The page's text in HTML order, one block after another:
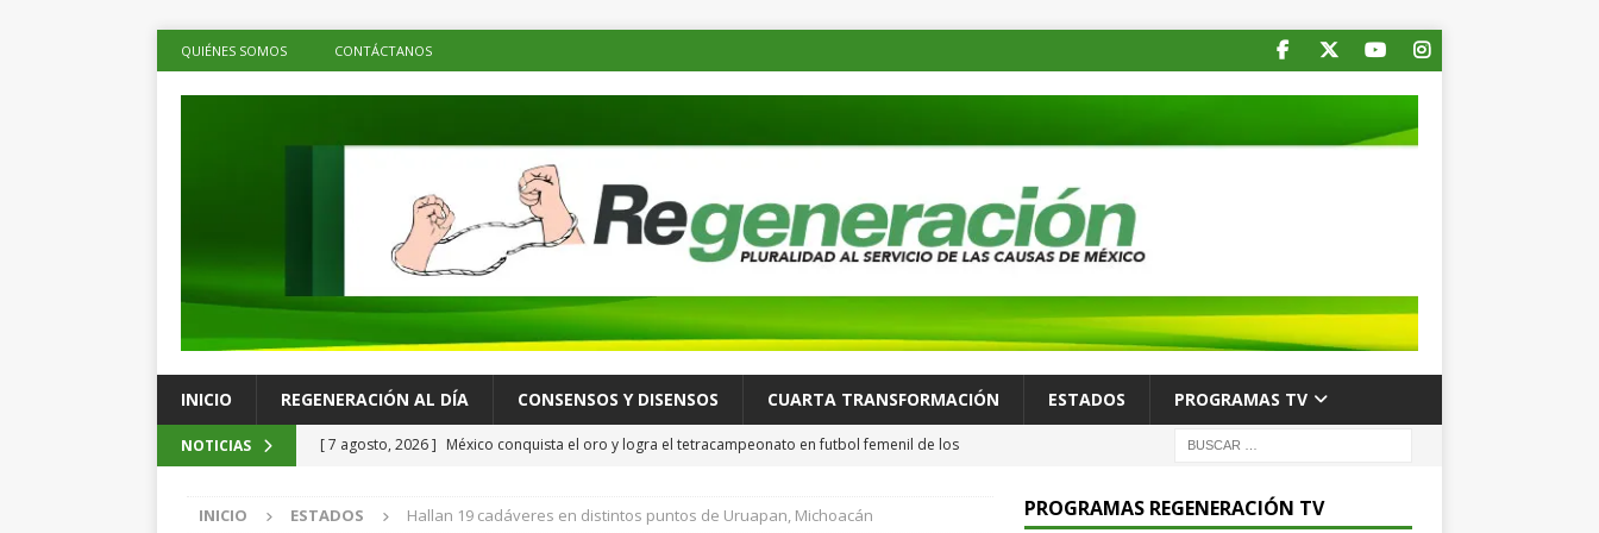
QUIÉNES SOMOS CONTÁCTANOS
INICIO REGENERACIÓN AL DÍA CONSENSOS Y DISENSOS CUARTA TRANSFORMACIÓN ESTADOS PROGRAMAS TV
NOTICIAS [ 7 agosto, 2026 ] México conquista el oro y logra el tetracampeonato en futbol femenil de los
[ 7 agosto, 2026 ] La economía de las familias mexicanas mejora; hay bienestar: presidenta
INICIO ESTADOS Hallan 19 cadáveres en distintos puntos de Uruapan, Michoacán PROGRAMAS REGENERACIÓN TV